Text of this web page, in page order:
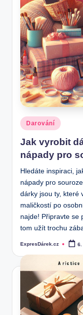
Posted
in
Darování
Jak vyrobit
nápady pro
Hledáte inspiraci,
nápady pro
dárky jsou ty, které
maličkostí po
najde! Připravte se
tom užít trochu
Posted
ExpresDárek.cz 6.